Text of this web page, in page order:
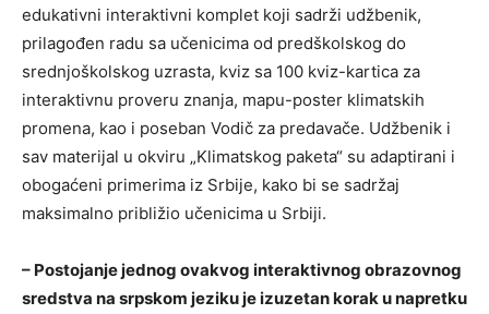
edukativni interaktivni komplet koji sadrži udžbenik,
prilagođen radu sa učenicima od predškolskog do
srednjoškolskog uzrasta, kviz sa 100 kviz-kartica za
interaktivnu proveru znanja, mapu-poster klimatskih
promena, kao i poseban Vodič za predavače. Udžbenik i
sav materijal u okviru „Klimatskog paketa“ su adaptirani i
obogaćeni primerima iz Srbije, kako bi se sadržaj
maksimalno približio učenicima u Srbiji.
– Postojanje jednog ovakvog interaktivnog obrazovnog
sredstva na srpskom jeziku je izuzetan korak u napretku